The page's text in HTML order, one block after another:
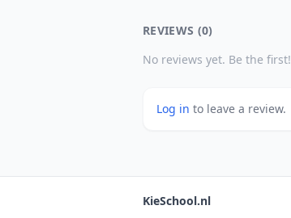
REVIEWS (0)
No reviews yet. Be the first!
Log in to leave a review.
KieSchool.nl